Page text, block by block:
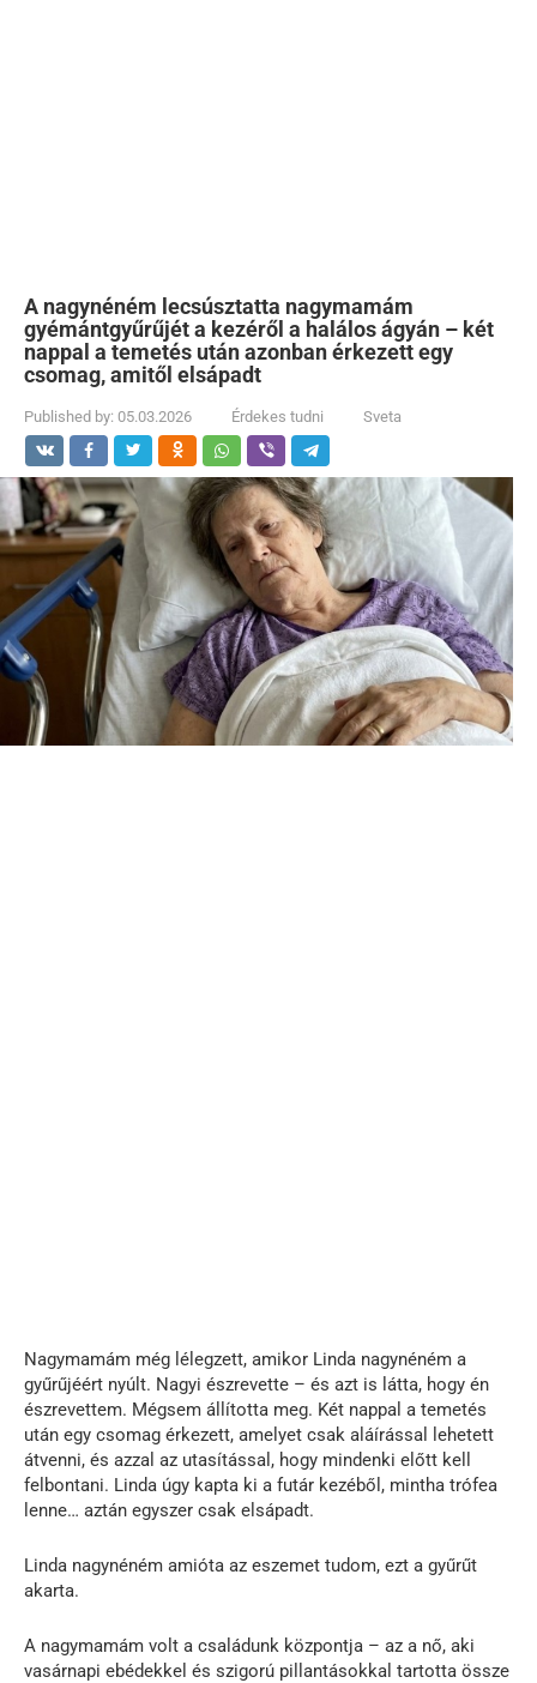
A nagynéném lecsúsztatta nagymamám
gyémántgyűrűjét a kezéről a halálos ágyán – két
nappal a temetés után azonban érkezett egy
csomag, amitől elsápadt
Published by: 05.03.2026 Érdekes tudni Sveta
Nagymamám még lélegzett, amikor Linda nagynéném a
gyűrűjéért nyúlt. Nagyi észrevette – és azt is látta, hogy én
észrevettem. Mégsem állította meg. Két nappal a temetés
után egy csomag érkezett, amelyet csak aláírással lehetett
átvenni, és azzal az utasítással, hogy mindenki előtt kell
felbontani. Linda úgy kapta ki a futár kezéből, mintha trófea
lenne… aztán egyszer csak elsápadt.
Linda nagynéném amióta az eszemet tudom, ezt a gyűrűt
akarta.
A nagymamám volt a családunk központja – az a nő, aki
vasárnapi ebédekkel és szigorú pillantásokkal tartotta össze